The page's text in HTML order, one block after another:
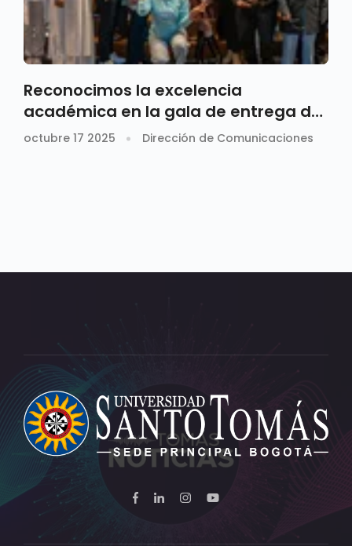
Reconocimos la excelencia
académica en la gala de entrega de
Becas ICFES 2025-2
octubre 17 2025 Dirección de Comunicaciones